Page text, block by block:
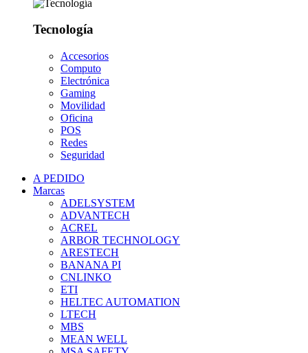
Tecnología
Accesorios
Computo
Electrónica
Gaming
Movilidad
Oficina
POS
Redes
Seguridad
A PEDIDO
Marcas
ADELSYSTEM
ADVANTECH
ACREL
ARBOR TECHNOLOGY
ARESTECH
BANANA PI
CNLINKO
ETI
HELTEC AUTOMATION
LTECH
MBS
MEAN WELL